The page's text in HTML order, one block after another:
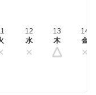
12
水
13
木
14
金